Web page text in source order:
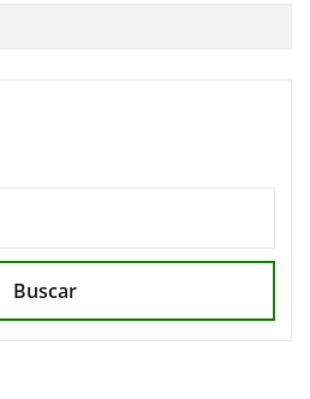
Buscar